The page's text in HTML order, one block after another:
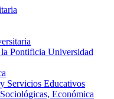
Pontificia Universidad
Servicios Educativos
Económica